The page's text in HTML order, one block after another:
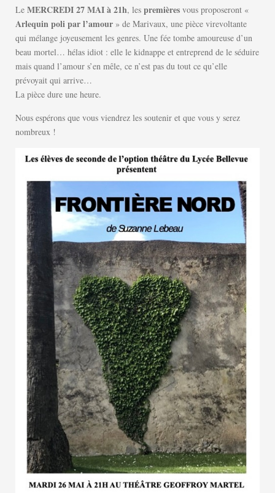
Le MERCREDI 27 MAI à 21h, les premières vous proposeront «
Arlequin poli par l’amour » de Marivaux, une pièce virevoltante
qui mélange joyeusement les genres. Une fée tombe amoureuse d’un
beau mortel… hélas idiot : elle le kidnappe et entreprend de le séduire
mais quand l’amour s’en mêle, ce n’est pas du tout ce qu’elle
prévoyait qui arrive…
La pièce dure une heure.
Nous espérons que vous viendrez les soutenir et que vous y serez
nombreux !